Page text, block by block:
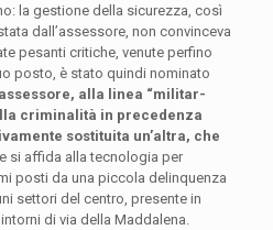
la gestione della sicurezza, così
dall’assessore, non convinceva
pesanti critiche, venute perfino
posto, è stato quindi nominato
alla linea “militar-
criminalità in precedenza
sostituita un’altra, che
si affida alla tecnologia per
posti da una piccola delinquenza
settori del centro, presente in
di via della Maddalena.